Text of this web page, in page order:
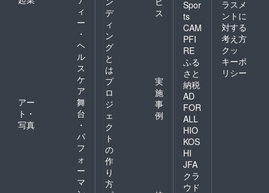
ンの世
界でと
ても重
要な
カード
となり
ます。
PR動画
ィ
ー
・
ヘ
ル
ス
ケ
ア
アー
ト・
写真
舞
台
・
パ
フ
ォ
ー
マ
デ
ィ
ン
グ
と
は
ス
プ
ロ
ジ
ェ
ク
ト
の
作
り
方
実
施
事
例
Spor
ts
CAM
PFI
RE
ふる
さと
納税
AD
FOR
ALL
HIO
KOS
HI
JFA
クラ
ウド
ラスメ
ントに
対する
考え方
クッ
キーポ
リシー